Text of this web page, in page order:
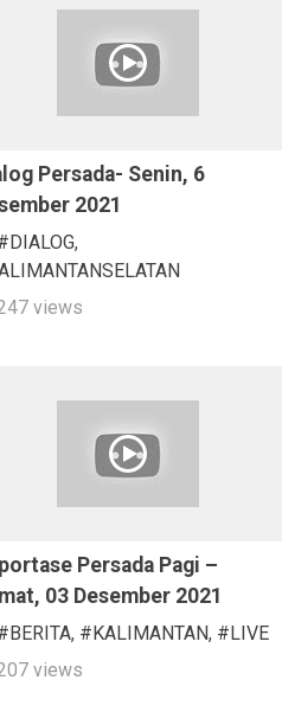
Persada- Senin, 6
2021
,
views
Persada Pagi –
03 Desember 2021
, #KALIMANTAN, #LIVE
views